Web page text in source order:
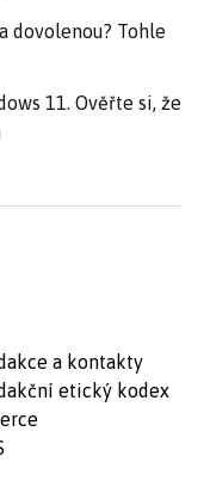
dovolenou? Tohle
11. Ověřte si, že
a kontakty
etický kodex